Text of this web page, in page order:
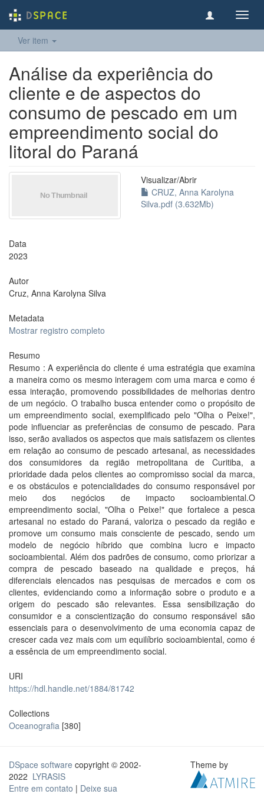
Ver item
Análise da experiência do
cliente e de aspectos do
consumo de pescado em um
empreendimento social do
litoral do Paraná
Visualizar/Abrir
CRUZ, Anna Karolyna
Silva.pdf (3.632Mb)
Data
2023
Autor
Cruz, Anna Karolyna Silva
Metadata
Mostrar registro completo
Resumo
Resumo : A experiência do cliente é uma estratégia que examina
a maneira como os mesmo interagem com uma marca e como é
essa interação, promovendo possibilidades de melhorias dentro
de um negócio. O trabalho busca entender como o propósito de
um empreendimento social, exemplificado pelo "Olha o Peixe!",
pode influenciar as preferências de consumo de pescado. Para
isso, serão avaliados os aspectos que mais satisfazem os clientes
em relação ao consumo de pescado artesanal, as necessidades
dos consumidores da região metropolitana de Curitiba, a
prioridade dada pelos clientes ao compromisso social da marca,
e os obstáculos e potencialidades do consumo responsável por
meio dos negócios de impacto socioambiental.O
empreendimento social, "Olha o Peixe!" que fortalece a pesca
artesanal no estado do Paraná, valoriza o pescado da região e
promove um consumo mais consciente de pescado, sendo um
modelo de negócio híbrido que combina lucro e impacto
socioambiental. Além dos padrões de consumo, como priorizar a
compra de pescado baseado na qualidade e preços, há
diferenciais elencados nas pesquisas de mercados e com os
clientes, evidenciando como a informação sobre o produto e a
origem do pescado são relevantes. Essa sensibilização do
consumidor e a conscientização do consumo responsável são
essenciais para o desenvolvimento de uma economia capaz de
crescer cada vez mais com um equilíbrio socioambiental, como é
a essência de um empreendimento social.
URI
https://hdl.handle.net/1884/81742
Collections
Oceanografia [380]
DSpace software copyright © 2002-
2022 LYRASIS
Entre em contato | Deixe sua
Theme by